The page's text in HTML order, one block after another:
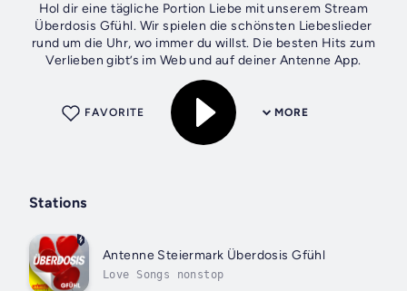
Hol dir eine tägliche Portion Liebe mit unserem Stream
Überdosis Gfühl. Wir spielen die schönsten Liebeslieder
rund um die Uhr, wo immer du willst. Die besten Hits zum
Verlieben gibt’s im Web und auf deiner Antenne App.
MORE
FAVORITE
Stations
Antenne Steiermark Überdosis Gfühl
Love Songs nonstop